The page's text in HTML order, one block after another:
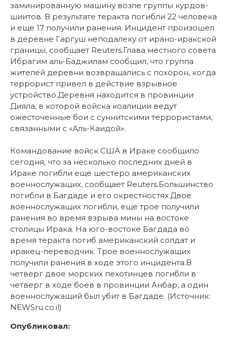
заминированную машину возле группы курдов-
шиитов. В результате теракта погибли 22 человека
и еще 17 получили ранения. Инцидент произошел
в деревне Гаргуш неподалеку от ирано-иракской
границы, сообщает Reuters.Глава местного совета
Ибрагим аль-Баджилам сообщил, что группа
жителей деревни возвращались с похорон, когда
террорист привел в действие взрывное
устройство.Деревня находится в провинции
Дияла, в которой войска коалиции ведут
ожесточенные бои с суннитскими террористами,
связанными с «Аль-Каидой».
Командование войск США в Ираке сообщило
сегодня, что за несколько последних дней в
Ираке погибли еще шестеро американских
военнослужащих, сообщает Reuters.Большинство
погибли в Багдаде и его окрестностях.Двое
военнослужащих погибли, еще трое получили
ранения во время взрыва мины на востоке
столицы Ирака. На юго-востоке Багдада во
время теракта погиб американский солдат и
иракец-переводчик. Трое военнослужащих
получили ранения в ходе этого инцидента.В
четверг двое морских пехотинцев погибли в
четверг в ходе боев в провинции Анбар, а один
военнослужащий был убит в Багдаде. (Источник:
NEWSru.co.il)
Опубликовал: